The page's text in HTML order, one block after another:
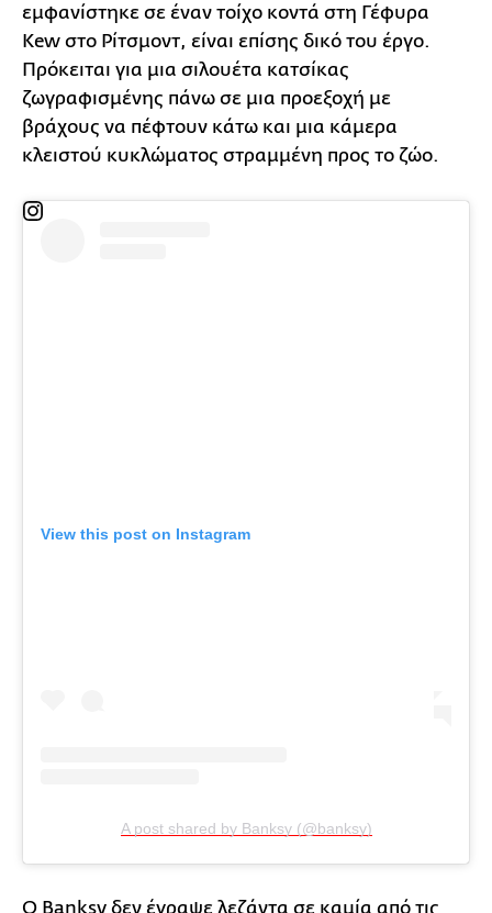
εμφανίστηκε σε έναν τοίχο κοντά στη Γέφυρα
Kew στο Ρίτσμοντ, είναι επίσης δικό του έργο.
Πρόκειται για μια σιλουέτα κατσίκας
ζωγραφισμένης πάνω σε μια προεξοχή με
βράχους να πέφτουν κάτω και μια κάμερα
κλειστού κυκλώματος στραμμένη προς το ζώο.
View this post on Instagram
A post shared by Banksy (@banksy)
Ο Banksy δεν έγραψε λεζάντα σε καμία από τις